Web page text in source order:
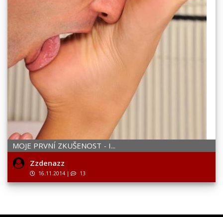
MOJE PRVNÍ ZKUŠENOST - I...
Zzdenazz
16.11.2014 | 13